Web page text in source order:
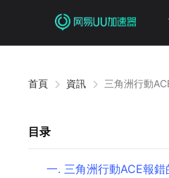
首頁 資訊 三角洲行動
目录
一. 三角洲行動ACE報錯